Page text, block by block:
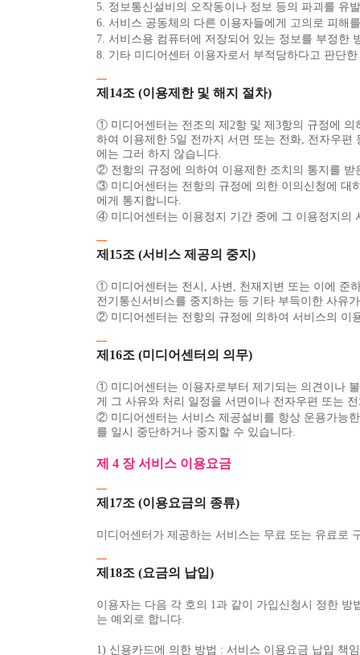
5. 정보통신설비의 오작동이나 정보 등의 파괴를 유
6. 서비스 공동체의 다른 이용자들에게 고의로 피해
7. 서비스용 컴퓨터에 저장되어 있는 정보를 부정한
8. 기타 미디어센터 이용자로서 부적당하다고 판단한
제14조 (이용제한 및 해지 절차)
① 미디어센터는 전조의 제2항 및 제3항의 규정에
하여 이용제한 5일 전까지 서면 또는 전화, 전자우
에는 그러 하지 않습니다.
② 전항의 규정에 의하여 이용제한 조치의 통지를 받
③ 미디어센터는 전항의 규정에 의한 이의신청에 대
에게 통지합니다.
④ 미디어센터는 이용정지 기간 중에 그 이용정지의
제15조 (서비스 제공의 중지)
① 미디어센터는 전시, 사변, 천재지변 또는 이에 준
전기통신서비스를 중지하는 등 기타 부득이한 사유
② 미디어센터는 전항의 규정에 의하여 서비스의 이
제16조 (미디어센터의 의무)
① 미디어센터는 이용자로부터 제기되는 의견이나
게 그 사유와 처리 일정을 서면이나 전자우편 또는
② 미디어센터는 서비스 제공설비를 항상 운용가능
를 일시 중단하거나 중지할 수 있습니다.
제 4 장 서비스 이용요금
제17조 (이용요금의 종류)
미디어센터가 제공하는 서비스는 무료 또는 유료로
제18조 (요금의 납입)
이용자는 다음 각 호의 1과 같이 가입신청시 정한
는 예외로 합니다.
1) 신용카드에 의한 방법 : 서비스 이용요금 납입 책